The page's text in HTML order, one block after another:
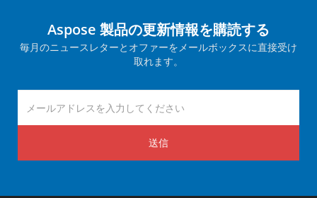
Aspose 製品の更新情報を購読する
毎月のニュースレターとオファーをメールボックスに直接受け
取れます。
送信